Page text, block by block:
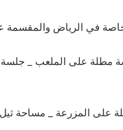
في الرياض والمقسمة
على الملعب _ جلسة
على المزرعة _ مساحة